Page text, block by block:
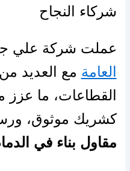
شركاء النجاح
عملت شركة علي
العامة مع العديد
القطاعات، ما عزز
كشريك موثوق،
مقاول بناء في